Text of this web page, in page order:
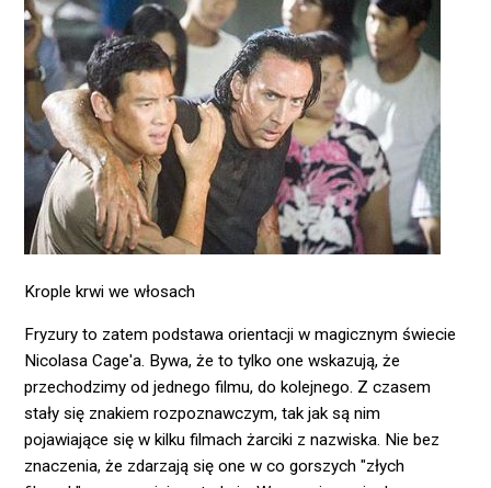
Krople krwi we włosach
Fryzury to zatem podstawa orientacji w magicznym świecie
Nicolasa Cage'a. Bywa, że to tylko one wskazują, że
przechodzimy od jednego filmu, do kolejnego. Z czasem
stały się znakiem rozpoznawczym, tak jak są nim
pojawiające się w kilku filmach żarciki z nazwiska. Nie bez
znaczenia, że zdarzają się one w co gorszych "złych